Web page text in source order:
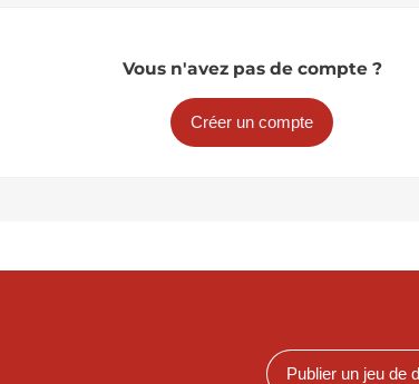
Vous n'avez pas de compte ?
Créer un compte
Publier un jeu de